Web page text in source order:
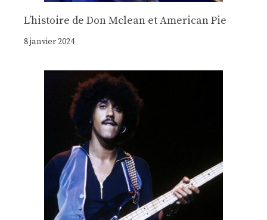
Lʼhistoire de Don Mclean et American Pie
8 janvier 2024